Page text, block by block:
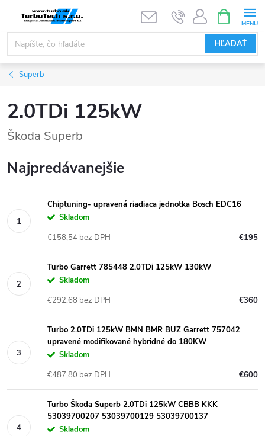
obsah
HĽADAŤ
KOŠÍK
Superb
2.0TDi 125kW
Škoda Superb
Najpredávanejšie
Chiptuning- upravená riadiaca jednotka Bosch EDC16
Skladom
€195
€158,54 bez DPH
Turbo Garrett 785448 2.0TDi 125kW 130kW
Skladom
€360
€292,68 bez DPH
Turbo 2.0TDi 125kW BMN BMR BUZ Garrett 757042
upravené modifikované hybridné do 180KW
Skladom
€600
€487,80 bez DPH
Turbo Škoda Superb 2.0TDi 125kW CBBB KKK
53039700207 53039700129 53039700137
Skladom